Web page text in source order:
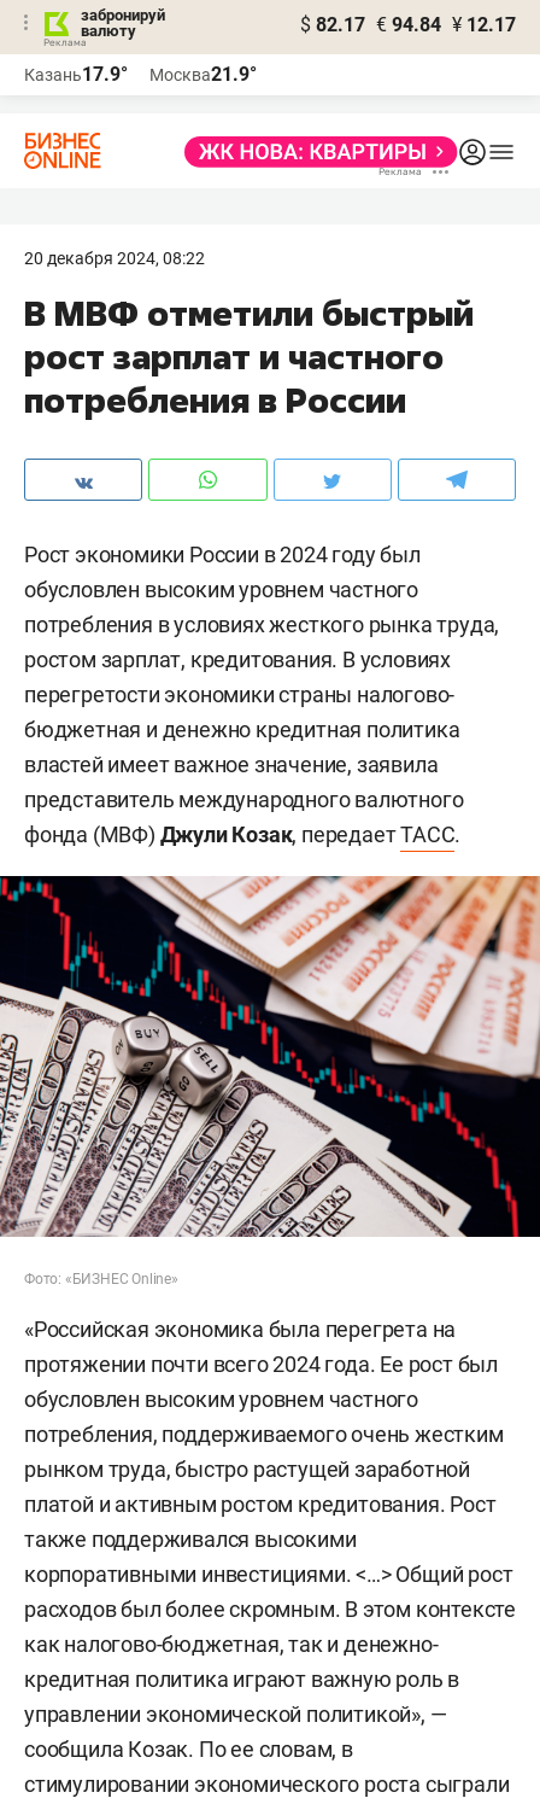
забронируй
валюту
$ 82.17 € 94.84 ¥ 12.17
Казань17.9° Москва21.9°
20 декабря 2024, 08:22
В МВФ отметили быстрый
рост зарплат и частного
потребления в России
Рост экономики России в 2024 году был
обусловлен высоким уровнем частного
потребления в условиях жесткого рынка труда,
ростом зарплат, кредитования. В условиях
перегретости экономики страны налогово-
бюджетная и денежно кредитная политика
властей имеет важное значение, заявила
представитель международного валютного
фонда (МВФ) Джули Козак, передаетТАСС.
Фото: «БИЗНЕС Online»
«Российская экономика была перегрета на
протяжении почти всего 2024 года. Ее рост был
обусловлен высоким уровнем частного
потребления, поддерживаемого очень жестким
рынком труда, быстро растущей заработной
платой и активным ростом кредитования. Рост
также поддерживался высокими
корпоративными инвестициями. <…> Общий рост
расходов был более скромным. В этом контексте
как налогово-бюджетная, так и денежно-
кредитная политика играют важную роль в
управлении экономической политикой», —
сообщила Козак. По ее словам, в
стимулировании экономического роста сыграли